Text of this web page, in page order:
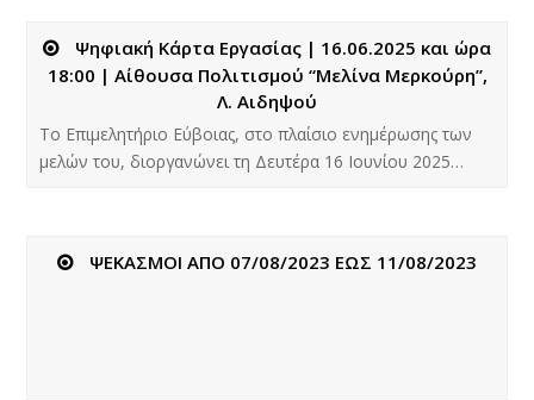
Ψηφιακή Κάρτα Εργασίας | 16.06.2025 και ώρα
18:00 | Αίθουσα Πολιτισμού “Μελίνα Μερκούρη”,
Λ. Αιδηψού
Το Επιμελητήριο Εύβοιας, στο πλαίσιο ενημέρωσης των
μελών του, διοργανώνει τη Δευτέρα 16 Ιουνίου 2025…
ΨΕΚΑΣΜΟΙ ΑΠΟ 07/08/2023 ΕΩΣ 11/08/2023